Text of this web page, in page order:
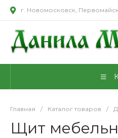
г. Новомосковск,
Главная / Каталог товаров /
Щит